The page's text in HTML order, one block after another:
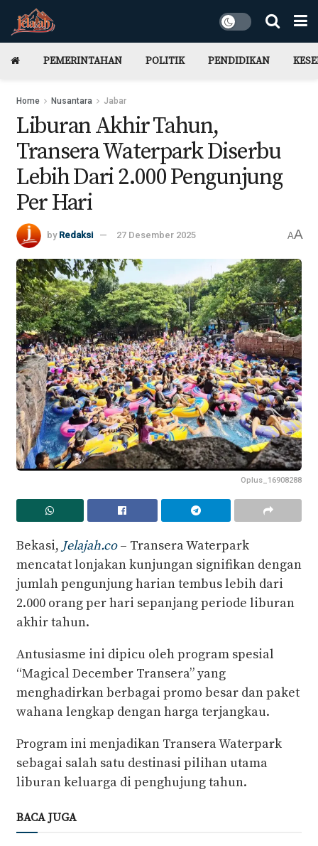
PEMERINTAHAN POLITIK PENDIDIKAN
Home Nusantara Jabar
Liburan Akhir Tahun,
Transera Waterpark Diserbu
Lebih Dari 2.000 Pengunjung
Per Hari
by Redaksi 27 Desember 2025 AA
Oplus_16908288
Bekasi, Jelajah.co– Transera Waterpark
mencatat lonjakan kunjungan signifikan dengan
jumlah pengunjung harian tembus lebih dari
2.000 orang per hari sepanjang periode liburan
akhir tahun.
Antusiasme ini dipicu oleh program spesial
“Magical December Transera” yang
menghadirkan berbagai promo besar dan paket
wahana lengkap dengan harga terjangkau.
Program ini menjadikan Transera Waterpark
sebagai salah satu destinasi pilihan utama
liburan keluarga di penghujung tahun.
BACA JUGA